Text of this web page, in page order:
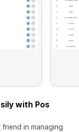
with Pos
in managing